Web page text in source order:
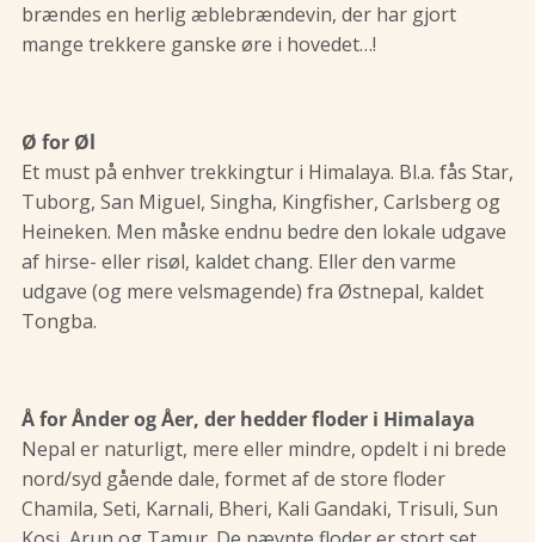
brændes en herlig æblebrændevin, der har gjort
mange trekkere ganske øre i hovedet…!
Ø for Øl
Et must på enhver trekkingtur i Himalaya. Bl.a. fås Star,
Tuborg, San Miguel, Singha, Kingfisher, Carlsberg og
Heineken. Men måske endnu bedre den lokale udgave
af hirse- eller risøl, kaldet chang. Eller den varme
udgave (og mere velsmagende) fra Østnepal, kaldet
Tongba.
Å for Ånder og Åer, der hedder floder i Himalaya
Nepal er naturligt, mere eller mindre, opdelt i ni brede
nord/syd gående dale, formet af de store floder
Chamila, Seti, Karnali, Bheri, Kali Gandaki, Trisuli, Sun